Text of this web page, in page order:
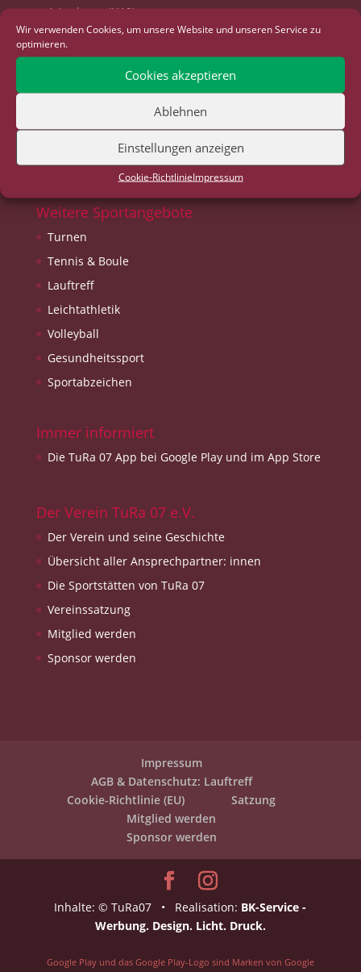
Wir verwenden Cookies, um unsere Website und unseren Service zu
optimieren.
Cookies akzeptieren
Ablehnen
Einstellungen anzeigen
Cookie-RichtlinieImpressum
A-Junioren (U19)
B-Junioren (U17)
C-Junioren (U15)
D-Junioren (U13)
F-Junioren (U9)
G-Junioren (U7)
Weitere Sportangebote
Turnen
Tennis & Boule
Lauftreff
Leichtathletik
Volleyball
Gesundheitssport
Sportabzeichen
Immer informiert
Die TuRa 07 App bei Google Play und im App Store
Der Verein TuRa 07 e.V.
Der Verein und seine Geschichte
Übersicht aller Ansprechpartner: innen
Die Sportstätten von TuRa 07
Vereinssatzung
Mitglied werden
Sponsor werden
Impressum
AGB & Datenschutz: Lauftreff
Cookie-Richtlinie (EU)
Satzung
Mitglied werden
Sponsor werden
Inhalte: © TuRa07 • Realisation: BK-Service -
Werbung. Design. Licht. Druck.
Google Play und das Google Play-Logo sind Marken von Google